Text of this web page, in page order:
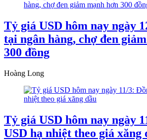
Tỷ giá USD hôm nay ngày
tại ngân hàng, chợ đen
300 đồng
Hoàng Long
Tỷ giá USD hôm nay ngày
USD hạ nhiệt theo giá xăng